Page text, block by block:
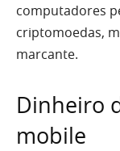
computadores
criptomoedas,
marcante.
Dinheiro
mobile